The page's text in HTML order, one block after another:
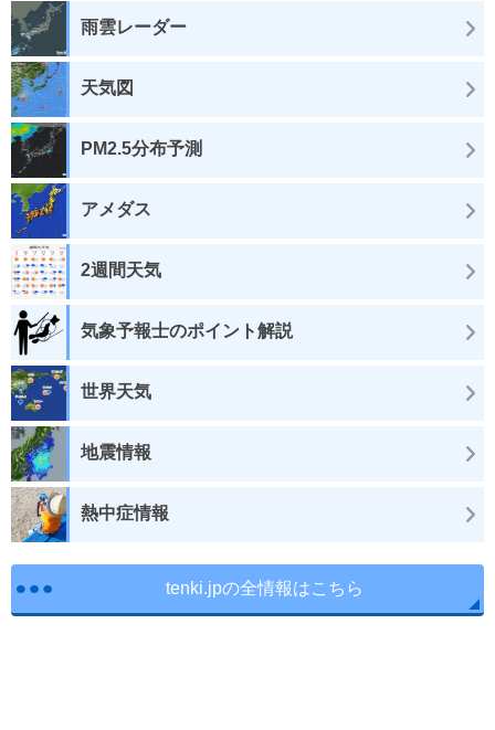
雨雲レーダー
天気図
PM2.5分布予測
アメダス
2週間天気
気象予報士のポイント解説
世界天気
地震情報
熱中症情報
tenki.jpの全情報はこちら